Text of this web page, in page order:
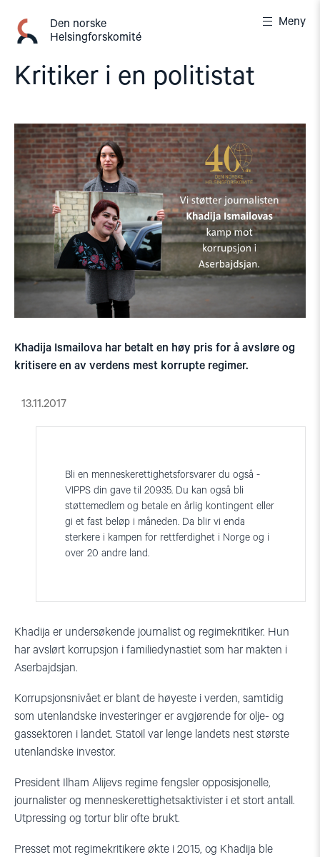
innhold
Den norske
Helsingforskomité
Meny
Kritiker i en politistat
Khadija Ismailova har betalt en høy pris for å avsløre og
kritisere en av verdens mest korrupte regimer.
13.11.2017
Bli en menneskerettighetsforsvarer du også -
VIPPS din gave til 20935. Du kan også bli
støttemedlem og betale en årlig kontingent eller
gi et fast beløp i månede n. Da blir vi enda
sterkere i kampen for rettferdighet i Norge og i
over 20 andre land.
Khadija er undersøkende journalist og regimekritiker. Hun
har avslørt korrupsjon i familiedynastiet som har makten i
Aserbajdsjan.
Korrupsjonsnivået er blant de høyeste i verden, samtidig
som utenlandske investeringer er avgjørende for olje- og
gassektoren i landet. Statoil var lenge landets nest største
utenlandske investor.
President Ilham Alijevs regime fengsler opposisjonelle,
journalister og menneskerettighetsaktivister i et stort antall.
Utpressing og tortur blir ofte brukt.
Presset mot regimekritikere økte i 2015, og Khadija ble